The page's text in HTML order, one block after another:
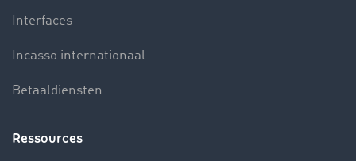
Interfaces
Incasso internationaal
Betaaldiensten
Ressources